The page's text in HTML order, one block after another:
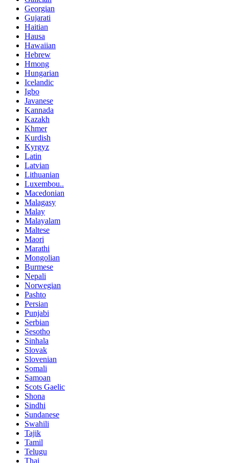
Georgian
Gujarati
Haitian
Hausa
Hawaiian
Hebrew
Hmong
Hungarian
Icelandic
Igbo
Javanese
Kannada
Kazakh
Khmer
Kurdish
Kyrgyz
Latin
Latvian
Lithuanian
Luxembou..
Macedonian
Malagasy
Malay
Malayalam
Maltese
Maori
Marathi
Mongolian
Burmese
Nepali
Norwegian
Pashto
Persian
Punjabi
Serbian
Sesotho
Sinhala
Slovak
Slovenian
Somali
Samoan
Scots Gaelic
Shona
Sindhi
Sundanese
Swahili
Tajik
Tamil
Telugu
Thai